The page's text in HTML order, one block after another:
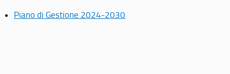
Piano di Gestione 2024-2030